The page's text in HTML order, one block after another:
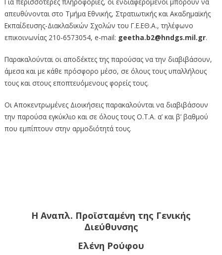
απευθύνονται στο Τμήμα Εθνικής, Στρατιωτικής και Ακαδημαϊκής
Εκπαίδευσης-Διακλαδικών Σχολών του Γ.Ε.ΕΘ.Α., τηλέφωνο
επικοινωνίας 210-6573054, e-mail: geetha.b2@hndgs.mil.gr.
Παρακαλούνται οι αποδέκτες της παρούσας να την διαβιβάσουν,
άμεσα και με κάθε πρόσφορο μέσο, σε όλους τους υπαλλήλους
τους και στους εποπτευόμενους φορείς τους.
Οι Αποκεντρωμένες Διοικήσεις παρακαλούνται να διαβιβάσουν
την παρούσα εγκύκλιο και σε όλους τους Ο.Τ.Α. α’ και β’ βαθμού
που εμπίπτουν στην αρμοδιότητά τους.
Η Αναπλ. Προϊσταμένη της Γενικής
Διεύθυνσης
Ελένη Ρούφου